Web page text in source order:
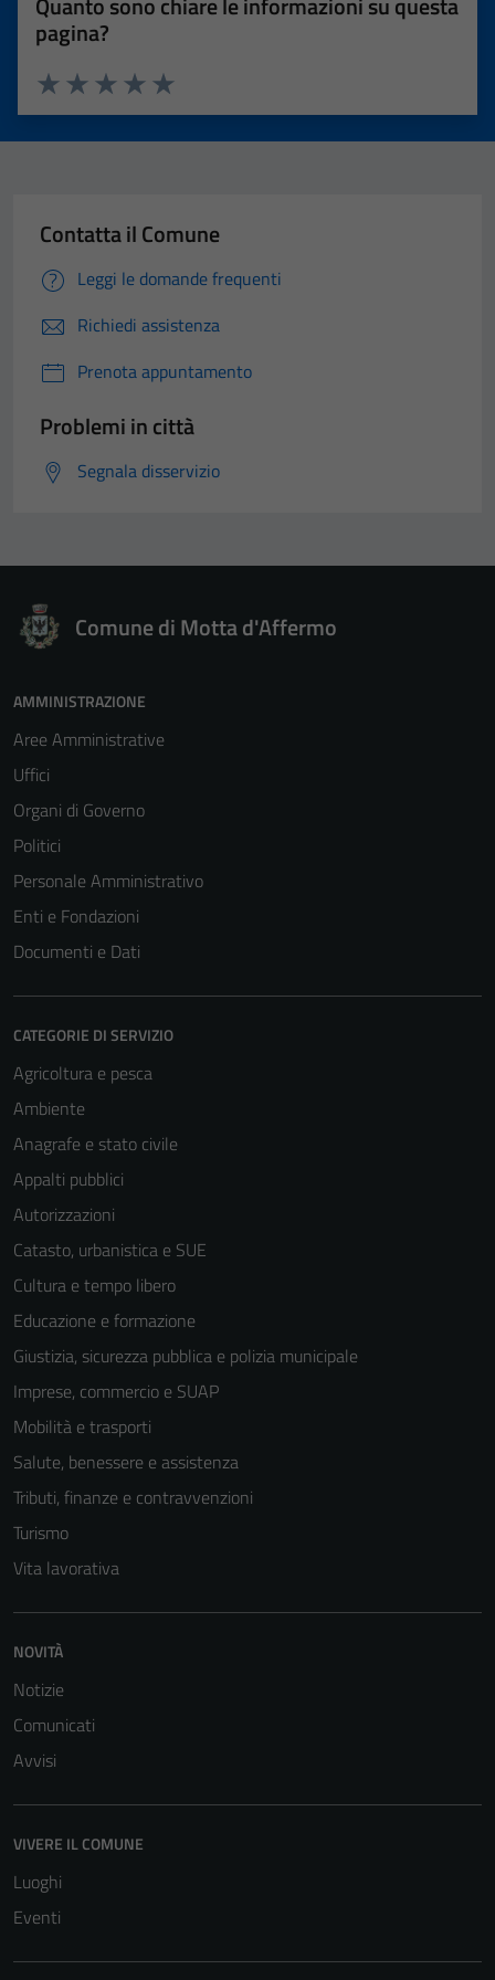
pagina?
Valuta 5 stelle su 5
Valuta 4 stelle su 5
Valuta 3 stelle su 5
Valuta 2 stelle su 5
Valuta 1 stelle su 5
Contatta il Comune
Leggi le domande frequenti
Richiedi assistenza
Prenota appuntamento
Problemi in città
Segnala disservizio
Comune di Motta d'Affermo
AMMINISTRAZIONE
Aree Amministrative
Uffici
Organi di Governo
Politici
Personale Amministrativo
Enti e Fondazioni
Documenti e Dati
CATEGORIE DI SERVIZIO
Agricoltura e pesca
Ambiente
Anagrafe e stato civile
Appalti pubblici
Autorizzazioni
Catasto, urbanistica e SUE
Cultura e tempo libero
Educazione e formazione
Giustizia, sicurezza pubblica e polizia municipale
Imprese, commercio e SUAP
Mobilità e trasporti
Salute, benessere e assistenza
Tributi, finanze e contravvenzioni
Turismo
Vita lavorativa
NOVITÀ
Notizie
Comunicati
Avvisi
VIVERE IL COMUNE
Luoghi
Eventi
del sito e non